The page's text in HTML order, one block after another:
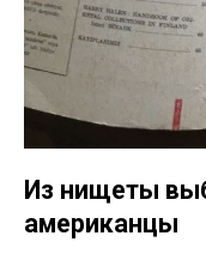
Из нищеты
американцы